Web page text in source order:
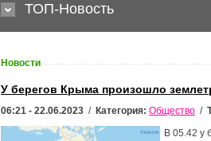
ТОП-Новость
Новости
У берегов Крыма произошло
06:21 - 22.06.2023 / Категория: Общество /
В 05.42 у